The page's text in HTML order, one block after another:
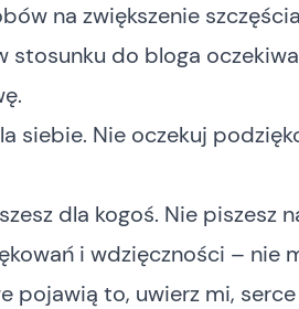
na zwiększenie
stosunku do bloga
siebie. Nie oczekuj
dla kogoś. Nie piszesz
i wdzięczności – nie
pojawią to, uwierz mi,